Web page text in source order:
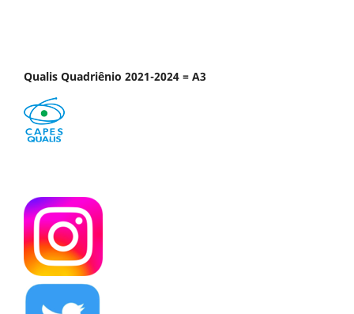
Qualis Quadriênio 2021-2024 = A3